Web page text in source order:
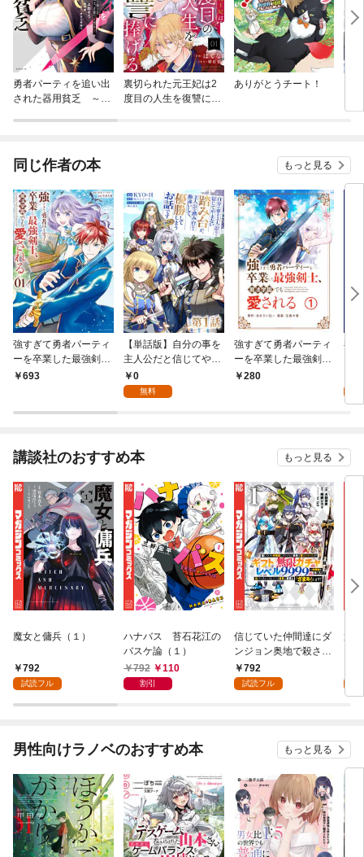
勇者パーティを追い出
された器用貧乏 ～パ
裏切られた元王妃は2
度目の人生を復讐に捧
ありがとうチート！
ラ
同じ作者の本 もっと見る
強すぎて勇者パーティ
ーを卒業した最強剣
士、魔法学園でも愛さ
693
【単話版】自分の事を
主人公だと信じてやま
ない踏み台が、主人公
を踏み台だと勘違いし
0
無料
強すぎて勇者パーティ
ーを卒業した最強剣
士、魔法学園でも愛さ
280
神
講談社のおすすめ本 もっと見る
魔女と傭兵（１）
792
試読フル
ハナバス 苔石花江の
バスケ論（１）
792
110
割引
信じていた仲間達にダ
ンジョン奥地で殺され
かけたがギフト『無限
ガチャ』でレベル９９
『ざまぁ！』します！
792
試読フル
追
強
～
（
男性向けラノベのおすすめ本 もっと見る